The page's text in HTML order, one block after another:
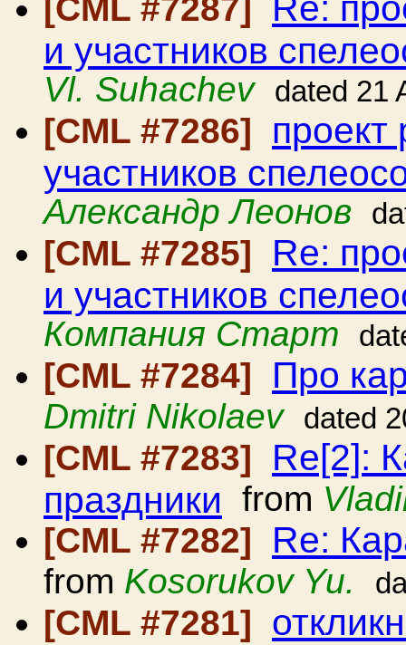
[CML #7287]
и участников
Vl. Suhachev
dated 21
[CML #7286] проект
участников
Александр Леонов
[CML #7285] Re:
и участников
Компания Старт
[CML #7284] Про
Dmitri Nikolaev dated
[CML #7283] Re[2]:
праздники from
[CML #7282]
Re:
from Kosorukov Yu.
[CML #7281]